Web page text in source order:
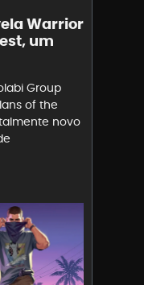
Warrior
um
Group
of the
novo